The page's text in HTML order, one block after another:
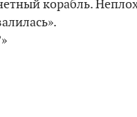
корабль.